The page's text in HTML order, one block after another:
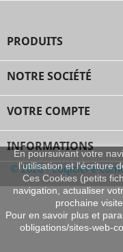
PRODUITS
NOTRE SOCIÉTÉ
VOTRE COMPTE
En poursuivant votre
l’utilisation et l'écriture
Ces Cookies (petits
navigation, actualiser
prochaine
Pour en savoir plus et
obligations/sites-web-
INFORMATIONS
© 2026 - Logiciel e-